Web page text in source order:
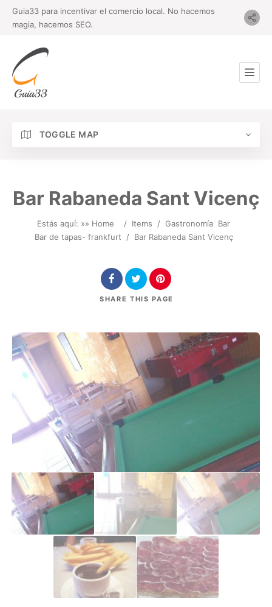
Guia33 para incentivar el comercio local. No hacemos
magia, hacemos SEO.
TOGGLE MAP
Bar Rabaneda Sant Vicenç
Estás aquí: »» Home / Items / Gastronomía Bar
Bar de tapas- frankfurt
/ Bar Rabaneda Sant Vicenç
SHARE THIS PAGE